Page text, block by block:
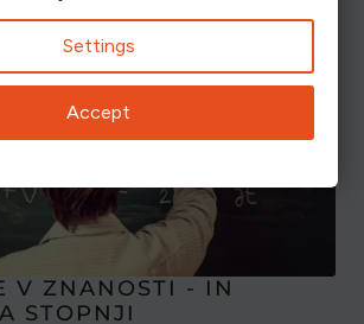
V ZNANOSTI - IN
STOPNJI
Settings
Accept